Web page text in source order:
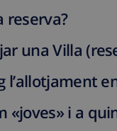
reserva?
una Villa
l’allotjament
«joves» i a